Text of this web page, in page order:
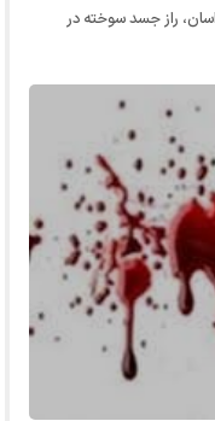
راز جسد سوخته در